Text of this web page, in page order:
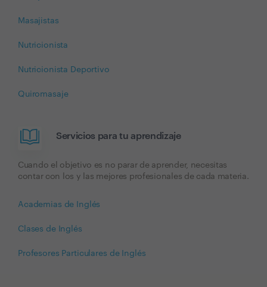
Masajistas
Nutricionista
Nutricionista Deportivo
Quiromasaje
Servicios para tu aprendizaje
Cuando el objetivo es no parar de aprender, necesitas
contar con los y las mejores profesionales de cada materia.
Academias de Inglés
Clases de Inglés
Profesores Particulares de Inglés